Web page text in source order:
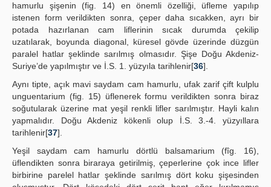
hamurlu şişenin (fig. 14) en önemli özelliği, üfleme yapılıp
istenen form verildikten sonra, çeper daha sıcakken, ayrı bir
potada hazırlanan cam liflerinin sıcak durumda çekilip
uzatılarak, boyunda diagonal, küresel gövde üzerinde düzgün
paralel hatlar şeklinde sarılmış olmasıdır. Şişe Doğu Akdeniz-
Suriye’de yapılmıştır ve İ.S. 1. yüzyıla tarihlenir[36].
Aynı tipte, açık mavi saydam cam hamurlu, ufak zarif çift kulplu
unguentarium (fig. 15) üflenerek formu verildikten sonra biraz
soğutularak üzerine mat yeşil renkli lifler sarılmıştır. Hayli kalın
yapmalıdır. Doğu Akdeniz kökenli olup İ.S. 3.-4. yüzyıllara
tarihlenir[37].
Yeşil saydam cam hamurlu dörtlü balsamarium (fîg. 16),
üflendikten sonra biraraya getirilmiş, çeperlerine çok ince lifler
birbirine parelel hatlar şeklinde sarılmış dört koku şişesinden